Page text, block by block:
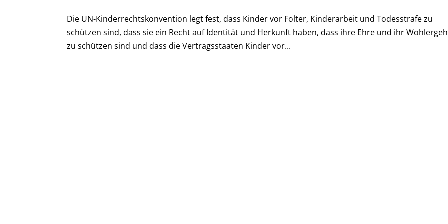
Die UN-Kinderrechtskonvention legt fest, dass Kinder vor Folter, Kinderarbeit und Todesstrafe zu
schützen sind, dass sie ein Recht auf Identität und Herkunft haben, dass ihre Ehre und ihr
zu schützen sind und dass die Vertragsstaaten Kinder vor...